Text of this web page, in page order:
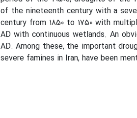
of the nineteenth century with a
century from 1850 to 1750 with
AD with continuous wetlands. An
AD. Among these, the important
severe famines in Iran, have been